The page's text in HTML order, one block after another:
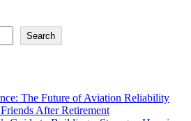
Search
The Future of Aviation Reliability
After Retirement